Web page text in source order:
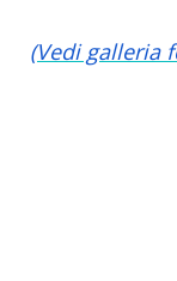
(Vedi galleria